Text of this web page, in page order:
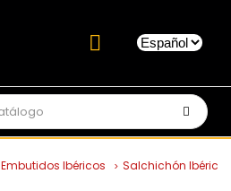
Embutidos Ibéricos Salchichón Ibérico